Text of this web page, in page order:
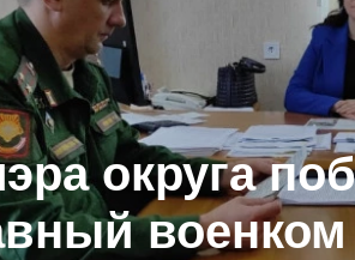
округа
военком